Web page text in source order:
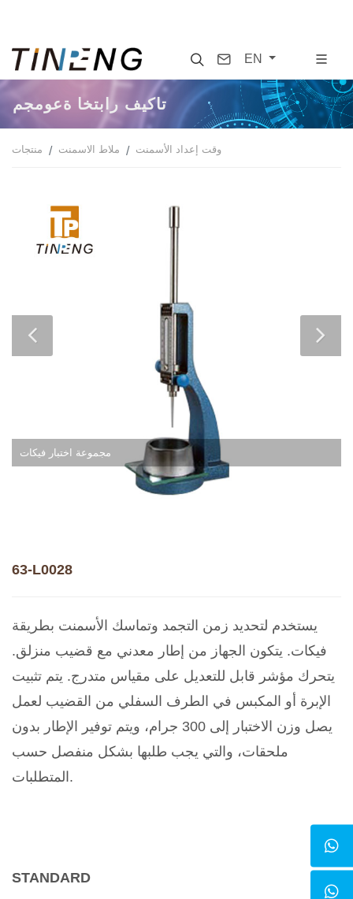
SearchContact
EN
مجموعة اختبار فيكات
منتجات ملاط الاسمنت وقت إعداد الأسمنت
مجموعة اختبار فيكات
63-L0028
يستخدم لتحديد زمن التجمد وتماسك الأسمنت بطريقة
فيكات. يتكون الجهاز من إطار معدني مع قضيب منزلق.
يتحرك مؤشر قابل للتعديل على مقياس متدرج. يتم تثبيت
الإبرة أو المكبس في الطرف السفلي من القضيب لعمل
يصل وزن الاختبار إلى 300 جرام، ويتم توفير الإطار بدون
ملحقات، والتي يجب طلبها بشكل منفصل حسب
المتطلبات.
STANDARD